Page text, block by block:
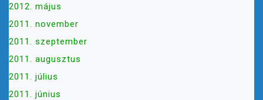
2012. május
2011. november
2011. szeptember
2011. augusztus
2011. július
2011. június